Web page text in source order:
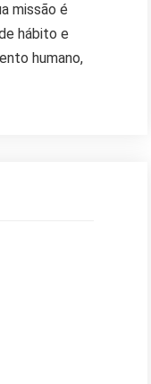
missão é
hábito e
humano,